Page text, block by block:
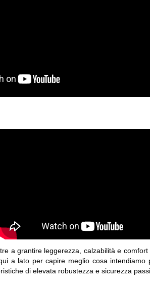
a grantire leggerezza, calzabilità e
a lato per capire meglio cosa
di elevata robustezza e sicurezza